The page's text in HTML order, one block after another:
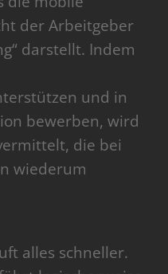
der Arbeitgeber
darstellt. Indem
und in
bewerben, wird
die bei
wiederum
alles schneller.